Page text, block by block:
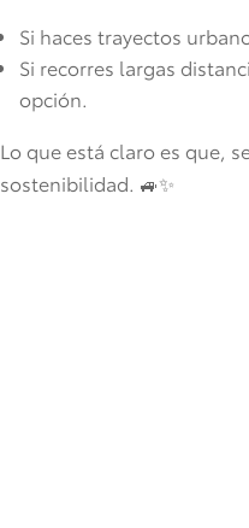
Si haces trayectos
Si recorres largas
opción.
Lo que está claro es que,
sostenibilidad. 🚙✨